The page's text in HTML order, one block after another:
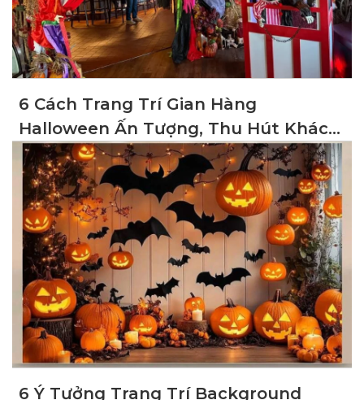
6 Cách Trang Trí Gian Hàng
Halloween Ấn Tượng, Thu Hút Khách
Hàng
6 Ý Tưởng Trang Trí Background